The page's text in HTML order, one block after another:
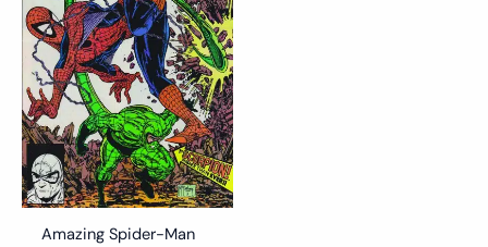
Amazing Spider-Man
variations.
Les
options
peuvent
être
choisies
sur